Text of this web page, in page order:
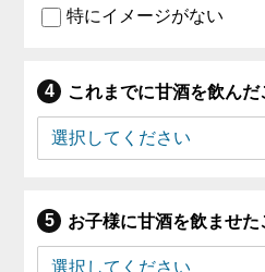
特にイメージがない
これまでに甘酒を飲んだ
お子様に甘酒を飲ませた